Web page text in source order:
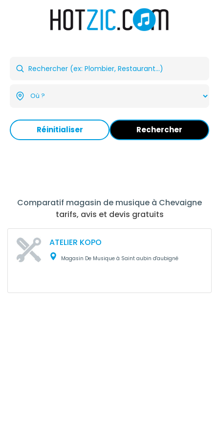
Réinitialiser Rechercher
Comparatif magasin de musique à Chevaigne
tarifs, avis et devis gratuits
ATELIER KOPO
Magasin De Musique à Saint aubin d'aubigné